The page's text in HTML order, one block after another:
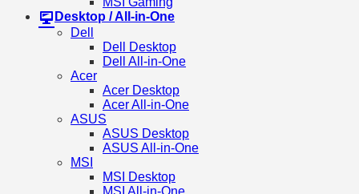
Desktop / All-in-One
Dell
Dell Desktop
Dell All-in-One
Acer
Acer Desktop
Acer All-in-One
ASUS
ASUS Desktop
ASUS All-in-One
MSI
MSI Desktop